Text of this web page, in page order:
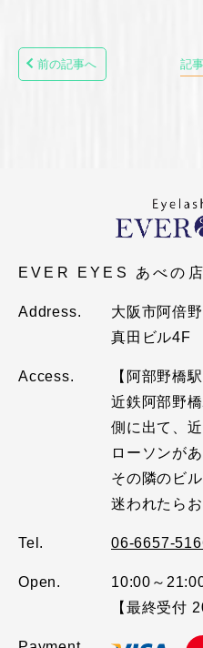
前の記事へ 記
EVER EYES あべの店
Address.
大阪市阿倍
真田ビル4F
Access.
【阿部野橋
近鉄阿部野
側に出て、
ローソンがあ
その隣のビル
迷われたら
Tel. 06-6657-
Open.
10:00～
【最終受付